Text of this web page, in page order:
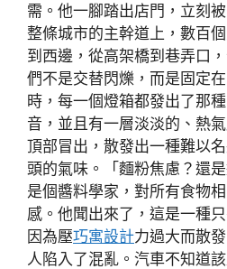
需。他一腳踏出店門，立刻
整條城市的主幹道上，數百
到西邊，從高架橋到巷弄口
們不是交替閃爍，而是固定
時，每一個燈箱都發出了那
音，並且有一層淡淡的、熱
頂部冒出，散發出一種難以
頭的氣味。「麵粉焦慮？還
是個醬料學家，對所有食物
感。他聞出來了，這是一種
因為壓巧寓設計力過大而散
人陷入了混亂。汽車不知道